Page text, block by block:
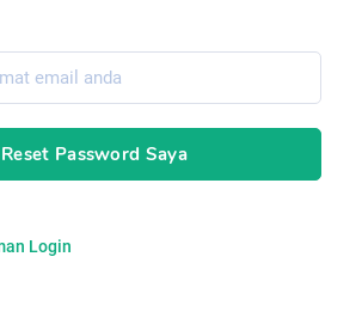
Reset Password Saya
Login
Untuk kemajuan bersama
saling bantu agar semakin maju dan kuat